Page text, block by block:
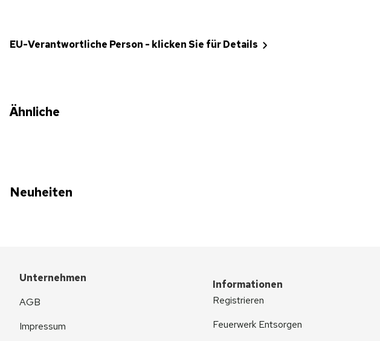
EU-Verantwortliche Person - klicken Sie für Details
Ähnliche
Neuheiten
Unternehmen
AGB
Impressum
Informationen
Registrieren
Feuerwerk Entsorgen